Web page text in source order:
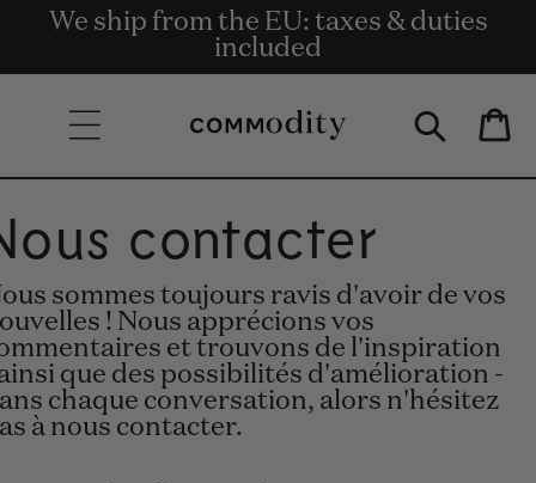
Skip to content
Livraison gratuite à partir de 135 €
d'achat.
We ship from the EU: taxes & duties
included
Get rewards for shopping with
Commodity.Circle
Bag
contacter
sommes toujours ravis d'avoir de vos
! Nous apprécions vos
et trouvons de l'inspiration
que des possibilités d'amélioration -
chaque conversation, alors n'hésitez
à nous contacter.